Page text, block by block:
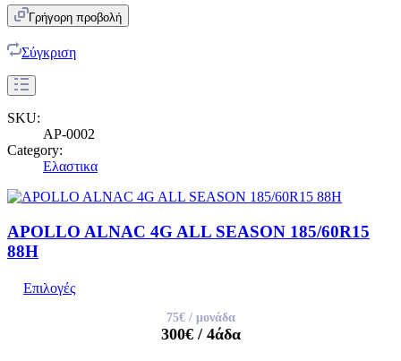
Γρήγορη προβολή
Σύγκριση
SKU:
AP-0002
Category:
Ελαστικα
APOLLO ALNAC 4G ALL SEASON 185/60R15
88H
Επιλογές
75€/ μονάδα
300€/ 4άδα